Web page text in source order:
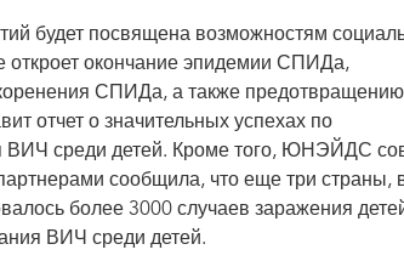
будет посвящена возможностям
откроет окончание эпидемии СПИДа,
СПИДа, а также
отчет о значительных успехах по
среди детей. Кроме того, ЮНЭЙДС
сообщила, что еще три страны,
более 3000 случаев заражения
ВИЧ среди детей.